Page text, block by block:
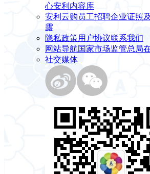
心安利内容库
安利云购 员工招聘企业证照
露
隐私政策用户协议联系我们
网站导航国家市场监管总局
社交媒体